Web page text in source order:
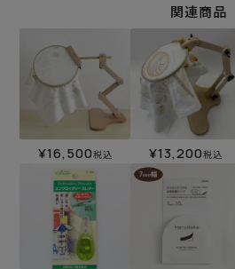
関連商品
¥16,500税込 ¥13,200税込